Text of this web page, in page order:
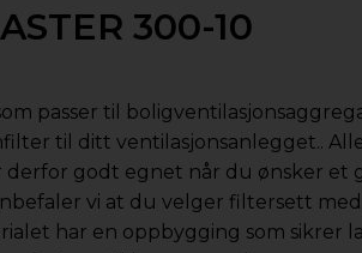
300-10
passer til
til ditt ventilasjonsanlegget..
derfor godt egnet når du ønsker
vi at du velger filtersett
har en oppbygging som sikrer